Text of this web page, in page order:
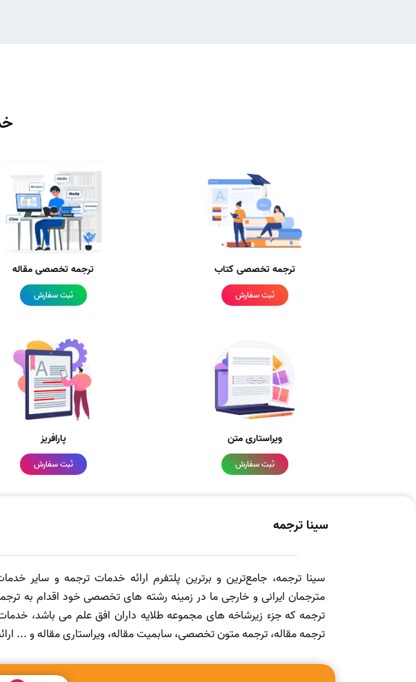
ترجمه تخصصی کتاب
ثبت سفارش
ترجمه تخصصی مقاله
ثبت سفارش
ویراستاری متن
ثبت سفارش
پارافریز
ثبت سفارش
سینا ترجمه
سینا ترجمه، جامع‌ترین و برترین پلتفرم ارائه خدمات ترجمه و سایر
مترجمان ایرانی و خارجی ما در زمینه رشته های تخصصی خود اقدام به
ترجمه که جزء زیرشاخه های مجموعه طلایه داران افق علم می باشد،
ترجمه مقاله، ترجمه متون تخصصی، سابمیت مقاله، ویراستاری مقاله و ...